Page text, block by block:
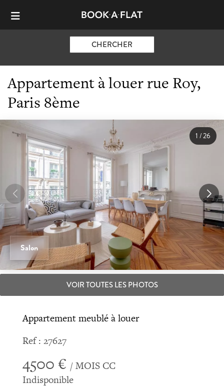
CHERCHER
Appartement à louer rue Roy,
Paris 8ème
Salon
1/26
VOIR TOUTES LES PHOTOS
Appartement meublé à louer
Ref : 27627
4500 € / MOIS CC
Indisponible